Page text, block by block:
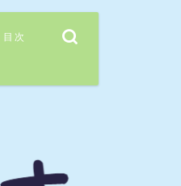
目次